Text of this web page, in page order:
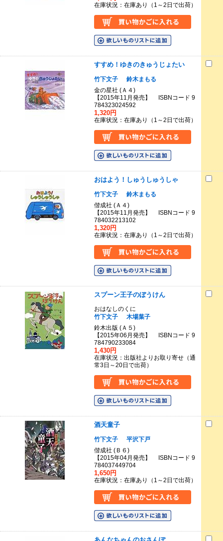
在庫状況：在庫あり（1～2日で出荷）
すすめ！ゆきのきゅうじょたい
竹下文子
鈴木まもる
金の星社 (Ａ４)
【2015年11月発売】 ISBNコード 9
784323024592
1,320円
在庫状況：在庫あり（1～2日で出荷）
おはよう！しゅうしゅうしゃ
竹下文子
鈴木まもる
偕成社 (Ａ４)
【2015年11月発売】 ISBNコード 9
784032213102
1,320円
在庫状況：在庫あり（1～2日で出荷）
スプーン王子のぼうけん
おはなしのくに
竹下文子
木場葉子
鈴木出版 (Ａ５)
【2015年06月発売】 ISBNコード 9
784790233084
1,430円
在庫状況：出版社よりお取り寄せ（通
常3日～20日で出荷）
酒天童子
竹下文子
平沢下戸
偕成社 (Ｂ６)
【2015年04月発売】 ISBNコード 9
784037449704
1,650円
在庫状況：在庫あり（1～2日で出荷）